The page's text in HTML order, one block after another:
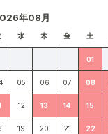
年08月
水 木 金 土
01
05 06 07 08
12 13 14 15
19 20 21 22